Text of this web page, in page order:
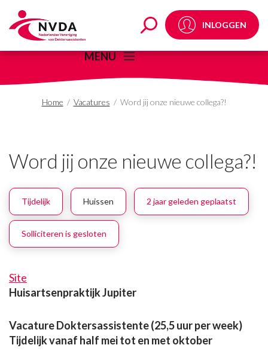
Word jij onze nieuwe
INLOGGEN
MENU
Home / Vacatures / Word jij onze nieuwe collega?!
Word jij onze nieuwe collega?!
Tijdelijk Huissen 2 jaar geleden geplaatst
Solliciteren is gesloten
Site
Huisartsenpraktijk Jupiter
Vacature Doktersassistente (25,5 uur per week)
Tijdelijk vanaf half mei tot en met oktober